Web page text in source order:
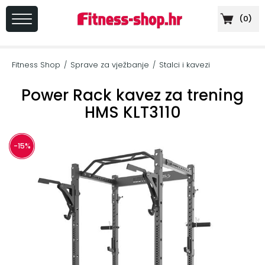
(0)
REGISTRACIJA
Sportska
prehrana
Cardio
Fitness Shop / Sprave za vježbanje / Stalci i kavezi
Power Rack kavez za trening
HMS KLT3110
-15%